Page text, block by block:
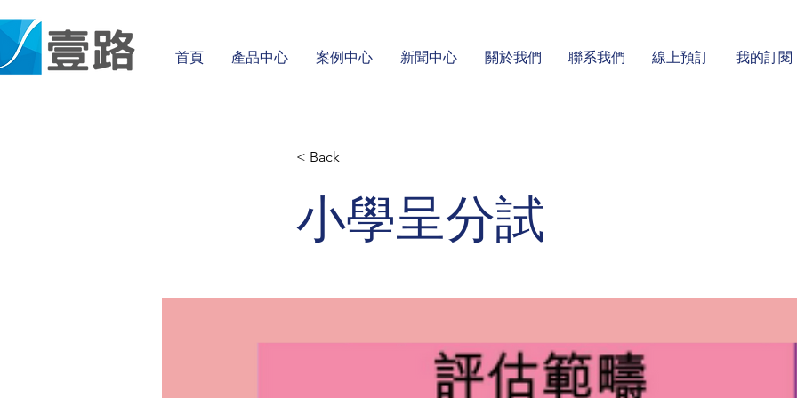
首頁 產品中心 案例中心 新聞中心 關於我們 聯系我們 線上預訂 我的訂閱
< Back
小學呈分試